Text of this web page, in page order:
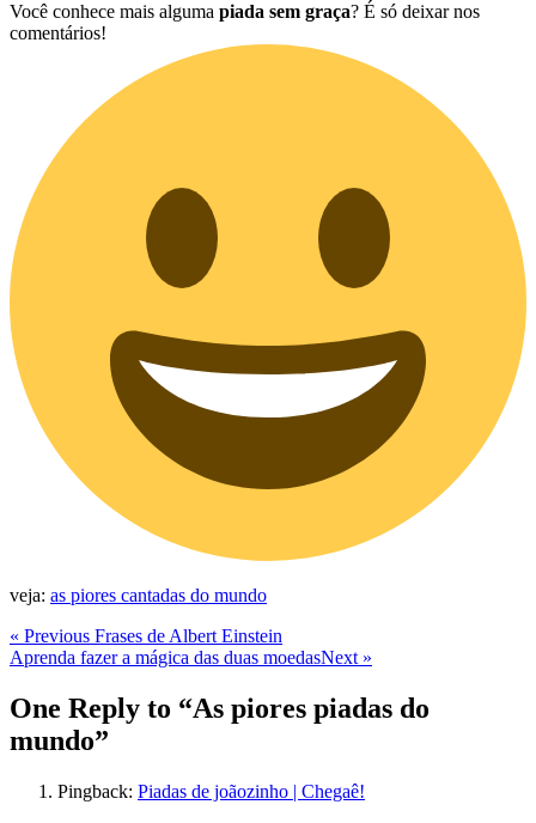
Você conhece mais alguma piada sem graça? É só deixar nos
comentários!
veja: as piores cantadas do mundo
Navegação
de
Post
Previous
Post
« Previous Frases de Albert Einstein
Next
Aprenda fazer a mágica das duas moedasNext »
One Reply to “As piores piadas do
mundo”
Pingback: Piadas de joãozinho | Chegaê!